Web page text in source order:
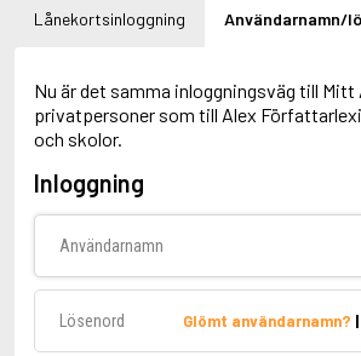
Lånekortsinloggning Användarnamn/
Nu är det samma inloggningsväg till Mitt
privatpersoner som till Alex
och skolor.
Inloggning
Glömt användarnamn? |